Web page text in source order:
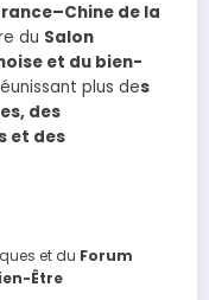
de la
du Salon
et du bien-
plus des
des
et des
et du Forum
Être